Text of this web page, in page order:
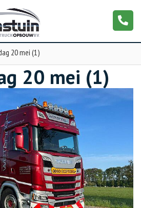
20 mei (1)
20 mei (1)